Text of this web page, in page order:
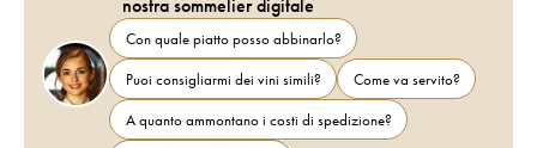
nostra sommelier digitale
Con quale piatto posso abbinarlo?
Puoi consigliarmi dei vini simili?
Come va servito?
A quanto ammontano i costi di spedizione?